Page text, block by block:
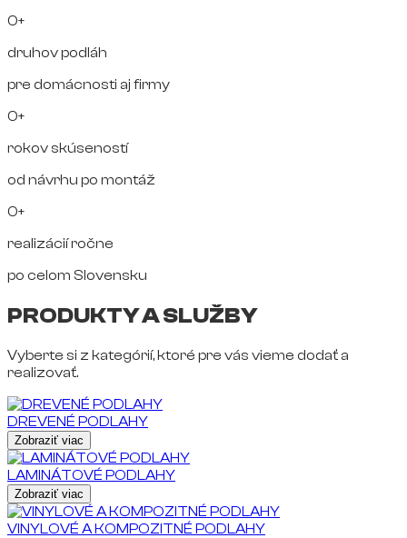
0+
druhov podláh
pre domácnosti aj firmy
0+
rokov skúseností
od návrhu po montáž
0+
realizácií ročne
po celom Slovensku
PRODUKTY A SLUŽBY
Vyberte si z kategórií, ktoré pre vás vieme dodať a
realizovať.
DREVENÉ PODLAHY
Zobraziť viac
LAMINÁTOVÉ PODLAHY
Zobraziť viac
VINYLOVÉ A KOMPOZITNÉ PODLAHY